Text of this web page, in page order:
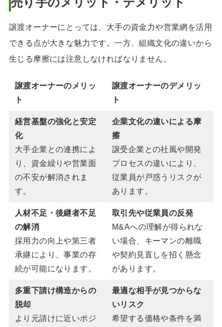
譲渡オーナーにとっては、大手の資金力や営業網を活用
できる点が大きな魅力です。一方、組織文化の違いから
生じる摩擦には注意しなければなりません。
譲渡オーナーのメリッ
ト
譲渡オーナーのデメリッ
ト
経営基盤の強化と安定
化
大手企業との連携によ
り、資金繰りや営業面
の不安が解消されま
す。
企業文化の違いによる摩
擦
譲受企業との社風や開発
プロセスの違いにより、
従業員が戸惑うリスクが
あります。
人材不足・後継者不足
の解消
採用力の向上や第三者
承継により、事業の存
続が可能になります。
取引先や従業員の反発
M&Aへの理解が得られな
い場合、キーマンの離職
や契約見直しを招く懸念
があります。
多重下請け構造からの
脱却
より元請けに近いポジ
最適な相手が見つからな
いリスク
希望する価格や条件を満